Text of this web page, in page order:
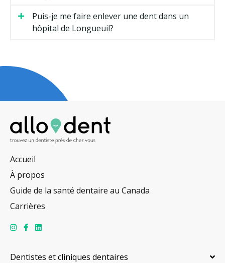
Puis-je me faire enlever une dent dans un
hôpital de Longueuil?
Accueil
À propos
Guide de la santé dentaire au Canada
Carrières
Dentistes et cliniques dentaires